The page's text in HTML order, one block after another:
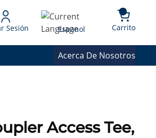
Sesión Language
Espanol Carrito{0}
Acerca De Nosotros
Access Tee,